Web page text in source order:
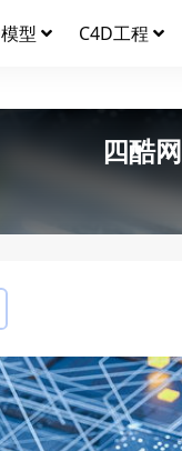
型 C4D工程
四酷